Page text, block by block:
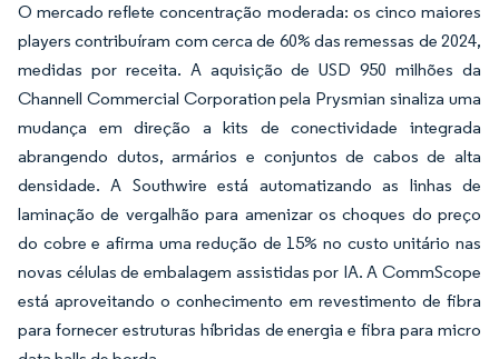
O mercado reflete concentração moderada: os cinco maiores
players contribuíram com cerca de 60% das remessas de 2024,
medidas por receita. A aquisição de USD 950 milhões da
Channell Commercial Corporation pela Prysmian sinaliza uma
mudança em direção a kits de conectividade integrada
abrangendo dutos, armários e conjuntos de cabos de alta
densidade. A Southwire está automatizando as linhas de
laminação de vergalhão para amenizar os choques do preço
do cobre e afirma uma redução de 15% no custo unitário nas
novas células de embalagem assistidas por IA. A CommScope
está aproveitando o conhecimento em revestimento de fibra
para fornecer estruturas híbridas de energia e fibra para micro